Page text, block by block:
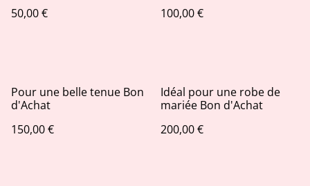
50,00 €
100,00 €
Pour une belle tenue Bon
d'Achat
150,00 €
Idéal pour une robe de
mariée Bon d'Achat
200,00 €